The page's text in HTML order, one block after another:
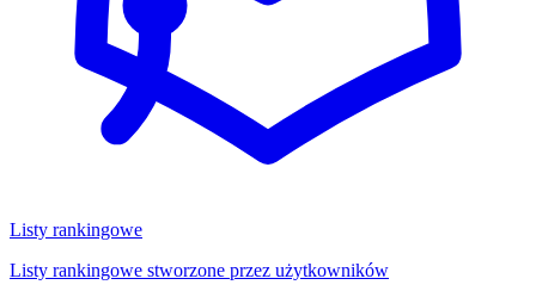
Listy rankingowe
Listy rankingowe stworzone przez użytkowników